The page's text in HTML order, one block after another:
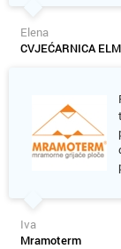
Elena
CVJEĆARNICA
Iva
Mramoterm